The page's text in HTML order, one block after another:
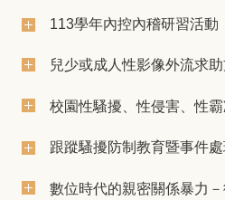
113學年內控內稽研習活動
兒少或成人性影像外流求
校園性騷擾、性侵害、性
跟蹤騷擾防制教育暨事件
數位時代的親密關係暴力